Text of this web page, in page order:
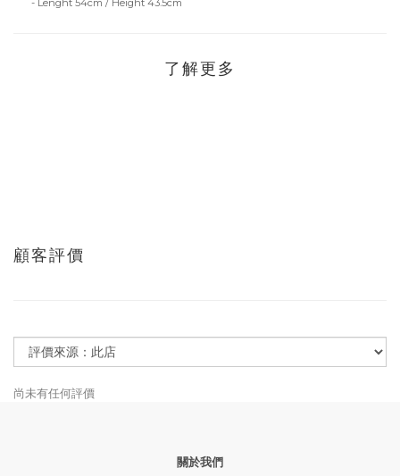
- Lenght 54cm / Height 43.5cm
了解更多
顧客評價
尚未有任何評價
關於我們